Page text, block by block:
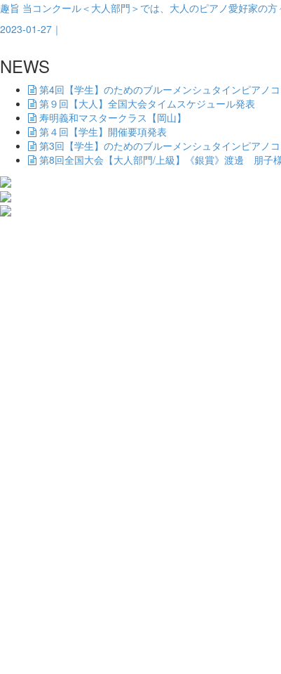
趣旨 当コンクール＜大人部門＞では、大人のピアノ愛好家の
2023-01-27｜
NEWS
第4回【学生】のためのブルーメンシュタインピアノ
第９回【大人】全国大会タイムスケジュール発表
寿明義和マスタークラス【岡山】
第４回【学生】開催要項発表
第3回【学生】のためのブルーメンシュタインピアノ
第8回全国大会【大人部門/上級】《銀賞》渡邊 朋子